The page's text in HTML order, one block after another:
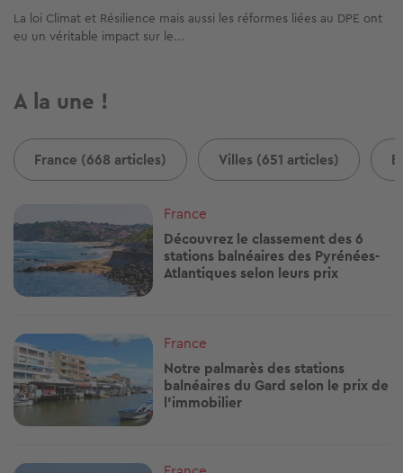
La loi Climat et Résilience mais aussi les réformes liées au DPE ont
eu un véritable impact sur le...
A la une !
France (668 articles) Villes (651 articles)
France
Découvrez le classement des 6
stations balnéaires des Pyrénées-
Atlantiques selon leurs prix
Image
France
Notre palmarès des stations
balnéaires du Gard selon le prix de
l'immobilier